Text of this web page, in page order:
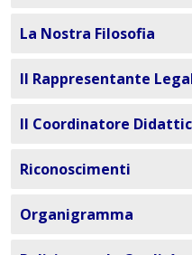
La Nostra Filosofia
Il Rappresentante
Il Coordinatore
Riconoscimenti
Organigramma